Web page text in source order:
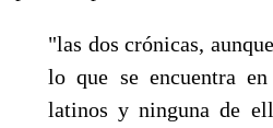
"las dos crónicas,
lo que se encuentra
latinos y ninguna de